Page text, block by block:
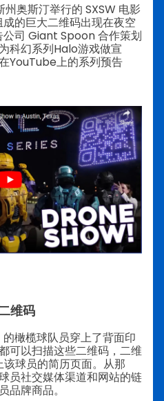
奥斯汀举行的 SXSW 电影
的巨大二维码出现在夜空
司 Giant Spoon 合作策划
科幻系列Halo游戏做宣
YouTube上的系列预告
维码
橄榄球队员穿上了背面印
可以扫描这些二维码，二维
球员的简历页面。从那
员社交媒体渠道和网站的链
品牌商品。